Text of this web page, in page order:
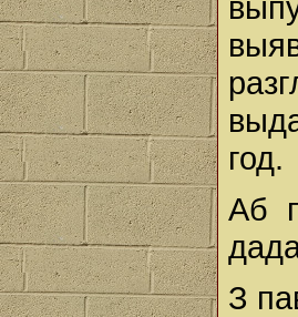
год.
Аб
З